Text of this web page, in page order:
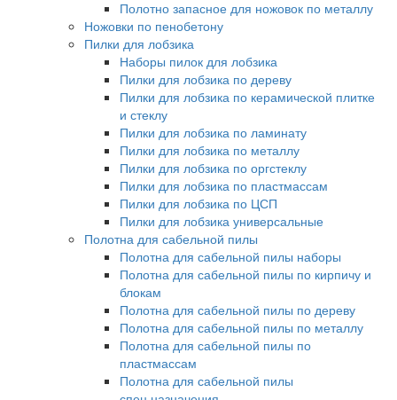
Полотно запасное для ножовок по металлу
Ножовки по пенобетону
Пилки для лобзика
Наборы пилок для лобзика
Пилки для лобзика по дереву
Пилки для лобзика по керамической плитке
и стеклу
Пилки для лобзика по ламинату
Пилки для лобзика по металлу
Пилки для лобзика по оргстеклу
Пилки для лобзика по пластмассам
Пилки для лобзика по ЦСП
Пилки для лобзика универсальные
Полотна для сабельной пилы
Полотна для сабельной пилы наборы
Полотна для сабельной пилы по кирпичу и
блокам
Полотна для сабельной пилы по дереву
Полотна для сабельной пилы по металлу
Полотна для сабельной пилы по
пластмассам
Полотна для сабельной пилы